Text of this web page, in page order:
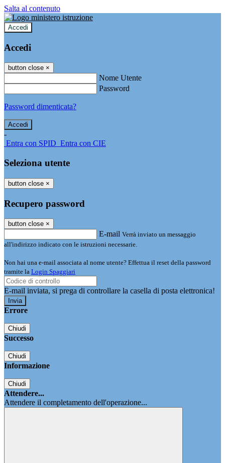
Salta al contenuto
Accedi
Accedi
button close ×
Nome Utente
Password
Password dimenticata?
-
Entra con SPID Entra con CIE
Seleziona utente
button close ×
Recupero password
button close ×
E-mail Verrà inviato un messaggio
all'indirizzo indicato con le istruzioni necessarie.
Non hai una e-mail associata al nome utente? Effettua il reset della password
tramite la Login Spaggiari
E-mail inviata, si prega di controllare la casella di posta elettronica!
Errore
Chiudi
Successo
Chiudi
Informazione
Chiudi
Attendere...
Attendere il completamento dell'operazione...